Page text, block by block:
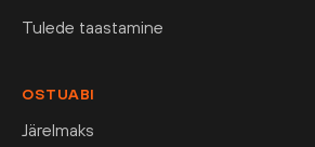
Tulede taastamine
OSTUABI
Järelmaks